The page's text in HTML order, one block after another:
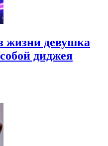
жизни девушка
диджея